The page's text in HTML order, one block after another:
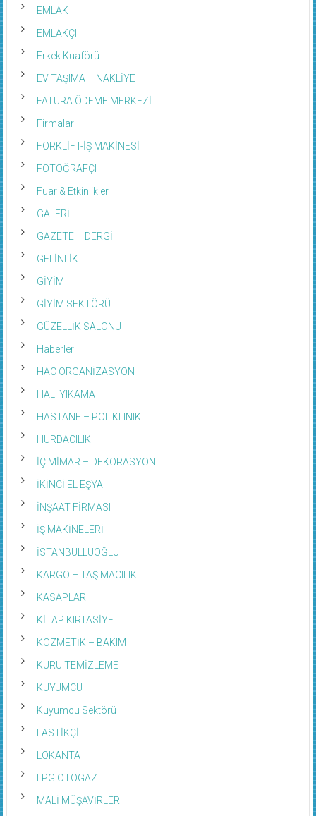
EMLAK
EMLAKÇI
Erkek Kuaförü
EV TAŞIMA – NAKLİYE
FATURA ÖDEME MERKEZİ
Firmalar
FORKLİFT-İŞ MAKİNESİ
FOTOĞRAFÇI
Fuar & Etkinlikler
GALERİ
GAZETE – DERGİ
GELİNLİK
GİYİM
GİYİM SEKTÖRÜ
GÜZELLİK SALONU
Haberler
HAC ORGANİZASYON
HALI YIKAMA
HASTANE – POLIKLINIK
HURDACILIK
İÇ MİMAR – DEKORASYON
İKİNCİ EL EŞYA
İNŞAAT FİRMASI
İŞ MAKİNELERİ
İSTANBULLUOĞLU
KARGO – TAŞIMACILIK
KASAPLAR
KİTAP KIRTASİYE
KOZMETİK – BAKIM
KURU TEMİZLEME
KUYUMCU
Kuyumcu Sektörü
LASTİKÇİ
LOKANTA
LPG OTOGAZ
MALİ MÜŞAVİRLER